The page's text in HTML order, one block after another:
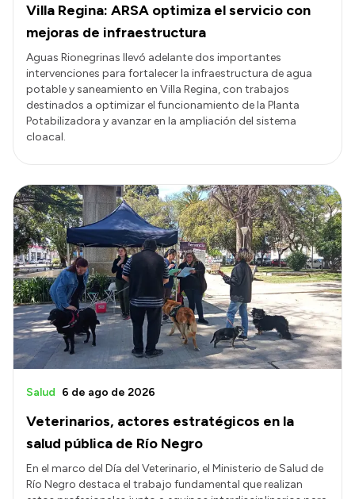
Consulta de pago a proveedores
Convocatorias
Intranet
Login
Villa Regina: ARSA optimiza el servicio con
mejoras de infraestructura
Aguas Rionegrinas llevó adelante dos importantes
intervenciones para fortalecer la infraestructura de agua
potable y saneamiento en Villa Regina, con trabajos
destinados a optimizar el funcionamiento de la Planta
Potabilizadora y avanzar en la ampliación del sistema
cloacal.
Veterinarios, actores estratégicos en la
salud pública de Río Negro
Salud 6 de ago de 2026
En el marco del Día del Veterinario, el Ministerio de Salud de
Río Negro destaca el trabajo fundamental que realizan